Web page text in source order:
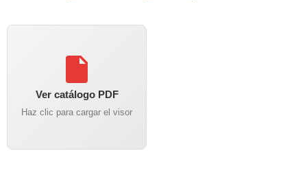
Ver catálogo PDF
Haz clic para cargar el visor